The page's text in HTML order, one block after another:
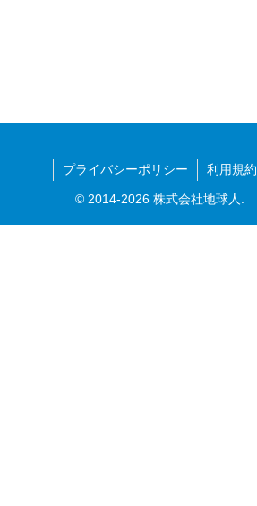
プライバシーポリシー 利用規約
© 2014-2026 株式会社地球人.